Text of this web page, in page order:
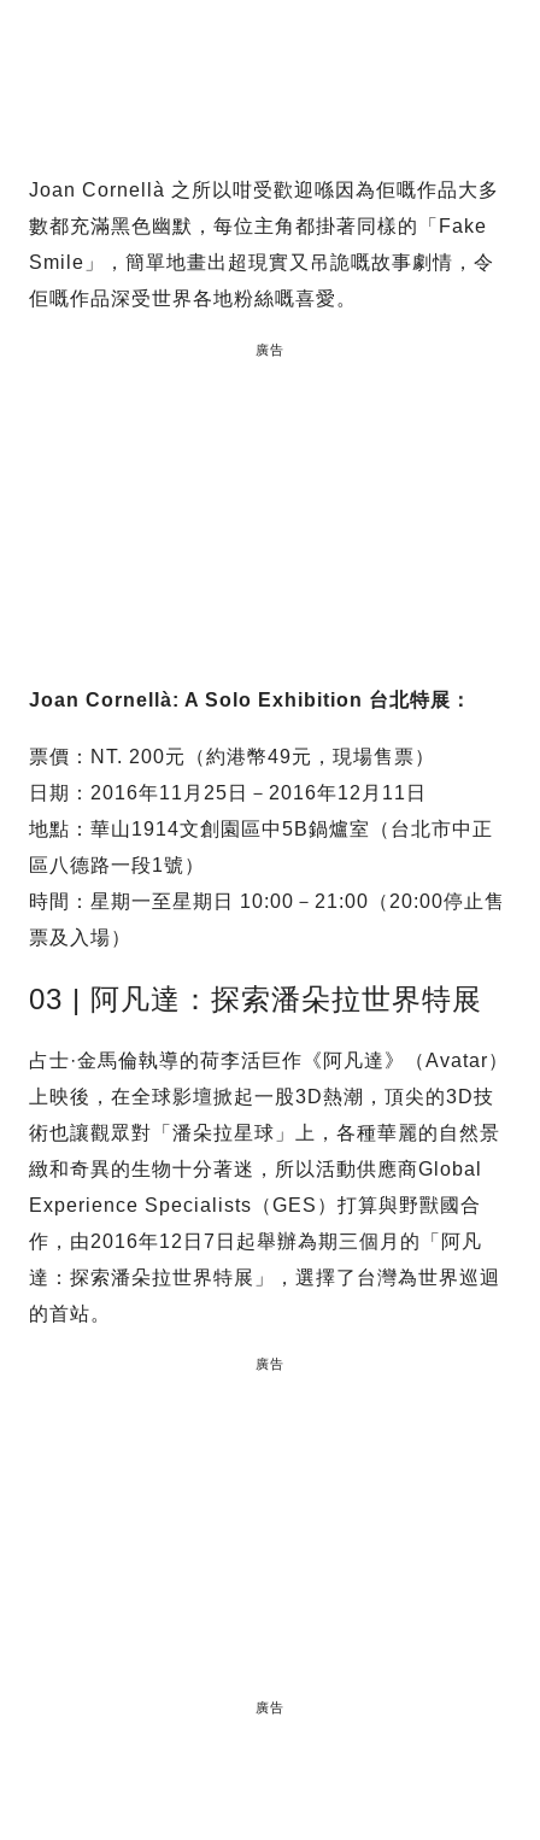
Joan Cornellà 之所以咁受歡迎喺因為佢嘅作品大多
數都充滿黑色幽默，每位主角都掛著同樣的「Fake
Smile」，簡單地畫出超現實又吊詭嘅故事劇情，令
佢嘅作品深受世界各地粉絲嘅喜愛。
廣告
Joan Cornellà: A Solo Exhibition 台北特展：
票價：NT. 200元（約港幣49元，現場售票）
日期：2016年11月25日－2016年12月11日
地點：華山1914文創園區中5B鍋爐室（台北市中正
區八德路一段1號）
時間：星期一至星期日 10:00－21:00（20:00停止售
票及入場）
03 | 阿凡達：探索潘朵拉世界特展
占士·金馬倫執導的荷李活巨作《阿凡達》（Avatar）
上映後，在全球影壇掀起一股3D熱潮，頂尖的3D技
術也讓觀眾對「潘朵拉星球」上，各種華麗的自然景
緻和奇異的生物十分著迷，所以活動供應商Global
Experience Specialists（GES）打算與野獸國合
作，由2016年12日7日起舉辦為期三個月的「阿凡
達：探索潘朵拉世界特展」，選擇了台灣為世界巡迴
的首站。
廣告
廣告